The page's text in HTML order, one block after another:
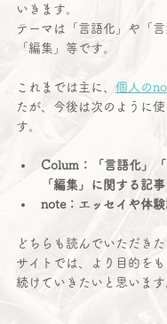
いきます。
テーマは「言語化」や「言
「編集」等です。
これまでは主に、 個人の
たが、今後は次のように
す。
Colum：「言語化」「
「編集」に関する記事
note：エッセイや体
どちらも読んでいただき
サイトでは、より目的を
続けていきたいと思います